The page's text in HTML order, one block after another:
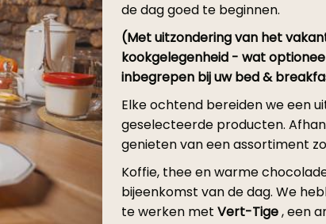
de dag goed te beginnen.
(Met uitzondering van het
kookgelegenheid - wat
inbegrepen bij uw bed &
Elke ochtend bereiden we een
geselecteerde producten.
genieten van een assortiment
Koffie, thee en warme
bijeenkomst van de dag. We
te werken met Vert-Tige, een